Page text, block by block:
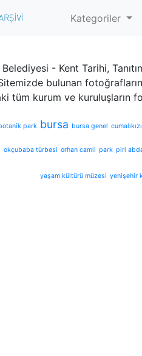
Kategoriler
- Kent Tarihi,
bulunan
tüm kurum ve kuruluşların
park bursa bursa genel
okçubaba türbesi orhan camii park piri
yaşam kültürü müzesi yenişehir